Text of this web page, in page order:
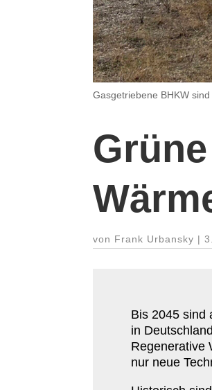
Gasgetriebene BHKW
von Frank Urbansky |
Bis 2045 sind
in
Rege­ne­rative
nur neue